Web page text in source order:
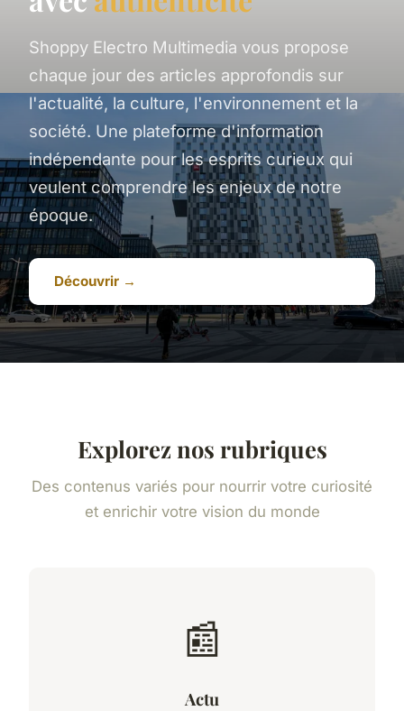
Shoppy Electro Multimedia vous propose
chaque jour des articles approfondis sur
l'actualité, la culture, l'environnement et la
société. Une plateforme d'information
indépendante pour les esprits curieux qui
veulent comprendre les enjeux de notre
époque.
Découvrir →
Explorez nos rubriques
Des contenus variés pour nourrir votre curiosité
et enrichir votre vision du monde
📰
Actu